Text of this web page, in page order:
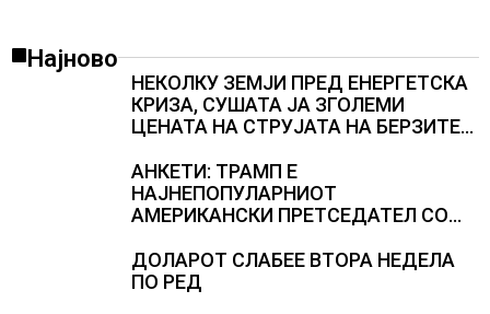
Најново
НЕКОЛКУ ЗЕМЈИ ПРЕД ЕНЕРГЕТСКА
КРИЗА, СУШАТА ЈА ЗГОЛЕМИ
ЦЕНАТА НА СТРУЈАТА НА БЕРЗИТЕ
АНКЕТИ: ТРАМП Е
НАЈНЕПОПУЛАРНИОТ
АМЕРИКАНСКИ ПРЕТСЕДАТЕЛ СО
резултатите од последните анкети
ДОЛАРОТ СЛАБЕЕ ВТОРА НЕДЕЛА
ПО РЕД